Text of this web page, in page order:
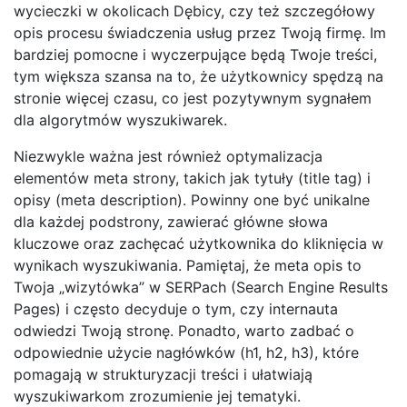
wycieczki w okolicach Dębicy, czy też szczegółowy
opis procesu świadczenia usług przez Twoją firmę. Im
bardziej pomocne i wyczerpujące będą Twoje treści,
tym większa szansa na to, że użytkownicy spędzą na
stronie więcej czasu, co jest pozytywnym sygnałem
dla algorytmów wyszukiwarek.
Niezwykle ważna jest również optymalizacja
elementów meta strony, takich jak tytuły (title tag) i
opisy (meta description). Powinny one być unikalne
dla każdej podstrony, zawierać główne słowa
kluczowe oraz zachęcać użytkownika do kliknięcia w
wynikach wyszukiwania. Pamiętaj, że meta opis to
Twoja „wizytówka” w SERPach (Search Engine Results
Pages) i często decyduje o tym, czy internauta
odwiedzi Twoją stronę. Ponadto, warto zadbać o
odpowiednie użycie nagłówków (h1, h2, h3), które
pomagają w strukturyzacji treści i ułatwiają
wyszukiwarkom zrozumienie jej tematyki.